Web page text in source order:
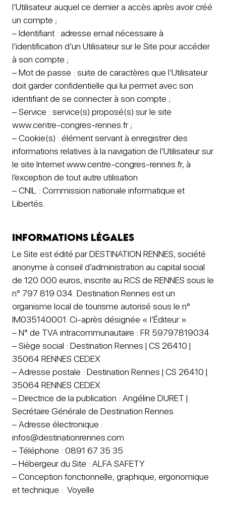
l’Utilisateur auquel ce dernier a accès après avoir créé
un compte ;
– Identifiant : adresse email nécessaire à
l’identification d’un Utilisateur sur le Site pour accéder
à son compte ;
– Mot de passe : suite de caractères que l’Utilisateur
doit garder confidentielle qui lui permet avec son
identifiant de se connecter à son compte ;
– Service : service(s) proposé(s) sur le site
www.centre-congres-rennes.fr ;
– Cookie(s) : élément servant à enregistrer des
informations relatives à la navigation de l’Utilisateur sur
le site Internet www.centre-congres-rennes.fr, à
l’exception de tout autre utilisation
– CNIL : Commission nationale informatique et
Libertés.
Informations légales
Le Site est édité par DESTINATION RENNES, société
anonyme à conseil d’administration au capital social
de 120 000 euros, inscrite au RCS de RENNES sous le
n° 797 819 034. Destination Rennes est un
organisme local de tourisme autorisé sous le n°
IM035140001. Ci-après désignée « l’Éditeur ».
– N° de TVA intracommunautaire : FR 59797819034
– Siège social : Destination Rennes | CS 26410 |
35064 RENNES CEDEX
– Adresse postale : Destination Rennes | CS 26410 |
35064 RENNES CEDEX
– Directrice de la publication : Angéline DURET |
Secrétaire Générale de Destination Rennes
– Adresse électronique :
infos@destinationrennes.com
– Téléphone : 0891 67 35 35
– Hébergeur du Site : ALFA SAFETY
– Conception fonctionnelle, graphique, ergonomique
et technique : Voyelle